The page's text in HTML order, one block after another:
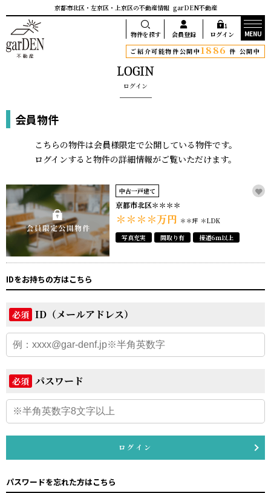
京都市北区・左京区・上京区の不動産情報 garDEN不動産
物件を探す 会員登録 ログイン
MENU
ご紹介可能物件公開中1886 件 公開中
LOGIN
ログイン
会員物件
こちらの物件は会員様限定で公開している物件です。
ログインすると物件の詳細情報がご覧いただけます。
中古一戸建て
京都市北区＊＊＊＊
＊＊＊＊万円 ＊＊坪 ＊LDK
写真充実
間取り有 接道6ｍ以上
IDをお持ちの方はこちら
必須 ID（メールアドレス）
必須 パスワード
ログイン
パスワードを忘れた方はこちら